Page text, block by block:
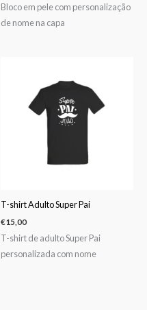
Bloco em pele com personalização
de nome na capa
T-shirt Adulto Super Pai
€15,00
T-shirt de adulto Super Pai
personalizada com nome